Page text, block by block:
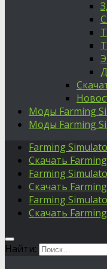
Моды Farming
Моды Farming
Farming
Скачать
Farming
Скачать
Farming
Скачать
Найти: